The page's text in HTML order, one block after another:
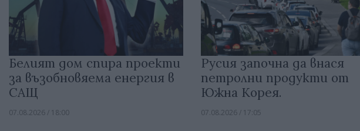
Белият дом спира проекти
за възобновяема енергия в
САЩ
07.08.2026 / 18:00
Русия започна да внася
петролни продукти от
Южна Корея.
07.08.2026 / 17:05